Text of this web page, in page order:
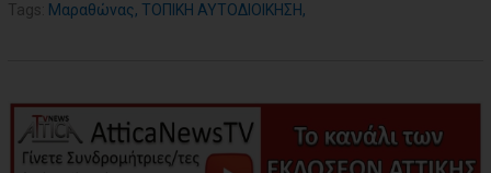
Tags: Μαραθώνας, ΤΟΠΙΚΗ ΑΥΤΟΔΙΟΙΚΗΣΗ,